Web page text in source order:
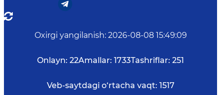
Oxirgi yangilanish: 2026-08-08 15:49:09
Onlayn: 22Amallar: 1733Tashriflar: 251
Veb-saytdagi o‘rtacha vaqt: 1517